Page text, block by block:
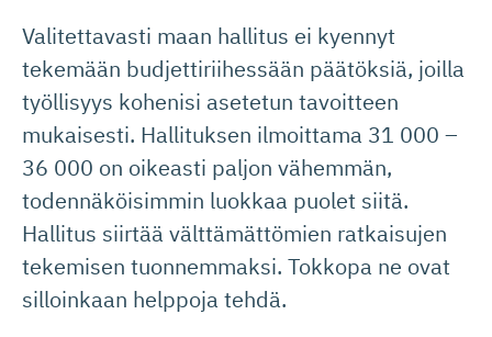
Valitettavasti maan hallitus ei kyennyt
tekemään budjettiriihessään päätöksiä, joilla
työllisyys kohenisi asetetun tavoitteen
mukaisesti. Hallituksen ilmoittama 31 000 –
36 000 on oikeasti paljon vähemmän,
todennäköisimmin luokkaa puolet siitä.
Hallitus siirtää välttämättömien ratkaisujen
tekemisen tuonnemmaksi. Tokkopa ne ovat
silloinkaan helppoja tehdä.